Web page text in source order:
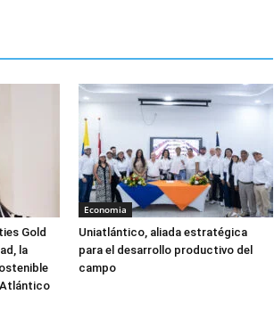
Gold
la
Atlántico
Economia
Uniatlántico, aliada estratégica
para el desarrollo productivo del
campo